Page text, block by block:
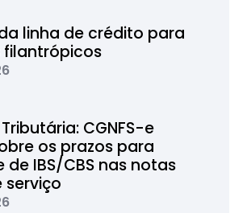
linha de crédito para
filantrópicos
CGNFS-e
os prazos para
de IBS/CBS nas notas
serviço